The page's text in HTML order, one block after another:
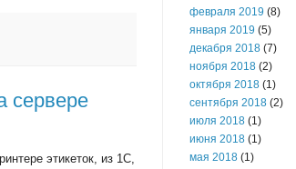
сервере
этикеток, из 1С,
февраля 2019 (8)
января 2019 (5)
декабря 2018 (7)
ноября 2018 (2)
октября 2018 (1)
сентября 2018 (2)
июля 2018 (1)
июня 2018 (1)
мая 2018 (1)